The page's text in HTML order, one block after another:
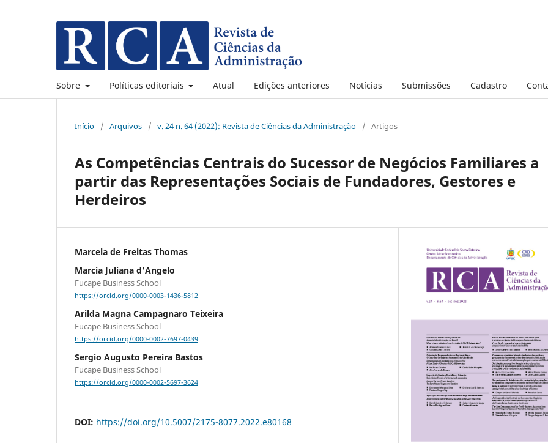
Sobre Políticas editoriais Atual Edições anteriores Notícias Submissões Cadastro
Início / Arquivos / v. 24 n. 64 (2022): Revista de Ciências da Administração / Artigos
As Competências Centrais do Sucessor de Negócios Familiares a
partir das Representações Sociais de Fundadores, Gestores e
Herdeiros
Marcela de Freitas Thomas
Marcia Juliana d'Angelo
Fucape Business School
https://orcid.org/0000-0003-1436-5812
Arilda Magna Campagnaro Teixeira
Fucape Business School
https://orcid.org/0000-0002-7697-0439
Sergio Augusto Pereira Bastos
Fucape Business School
https://orcid.org/0000-0002-5697-3624
DOI: https://doi.org/10.5007/2175-8077.2022.e80168